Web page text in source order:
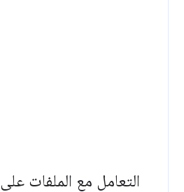
التعامل مع الملفات على Chrome